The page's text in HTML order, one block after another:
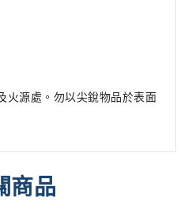
火源處。勿以尖銳物品於表面
商品